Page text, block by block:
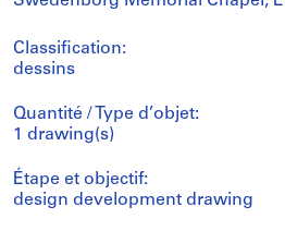
Classification:
dessins
Quantité / Type d’objet:
1 drawing(s)
Étape et objectif:
design development drawing